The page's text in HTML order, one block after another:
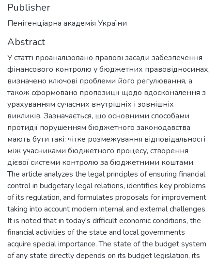
Publisher
Пенітенціарна академія України
Abstract
У статті проаналізовано правові засади забезпечення
фінансового контролю у бюджетних правовідносинах,
визначено ключові проблеми його регулювання, а
також сформовано пропозиції щодо вдосконалення з
урахуванням сучасних внутрішніх і зовнішніх
викликів. Зазначається, що основними способами
протидії порушенням бюджетного законодавства
мають бути такі: чітке розмежування відповідальності
між учасниками бюджетного процесу, створення
дієвої системи контролю за бюджетними коштами.
The article analyzes the legal principles of ensuring financial
control in budgetary legal relations, identifies key problems
of its regulation, and formulates proposals for improvement
taking into account modern internal and external challenges.
It is noted that in today's difficult economic conditions, the
financial activities of the state and local governments
acquire special importance. The state of the budget system
of any state directly depends on its budget legislation, its